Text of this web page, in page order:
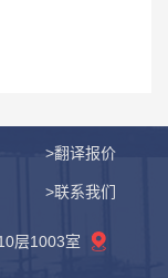
>翻译报价
>联系我们
层1003室